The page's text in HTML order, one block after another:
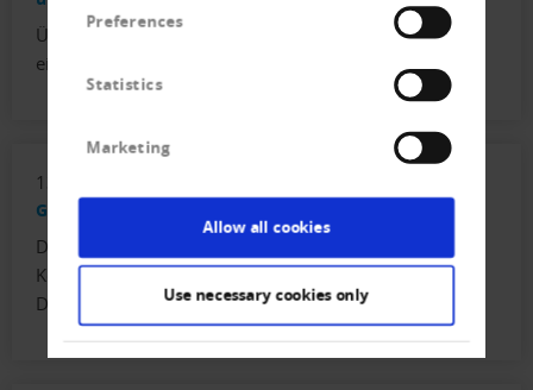
Preferences
Statistics
Marketing
Allow all cookies
Use necessary cookies only
Überschuldete Personen sollen eine zweite Chance auf
ein schuldenfreies Leben erhalten.
13. January 2025
Getrübte Perspektiven für 2025
Das Konjunkturbarometer der
Konjunkturforschungsstelle KOF der ETH hat sich im
Dezember eingetrübt.